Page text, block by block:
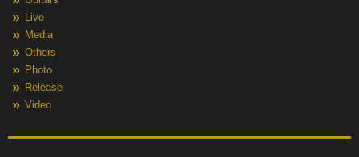
Live
Media
Others
Photo
Release
Video